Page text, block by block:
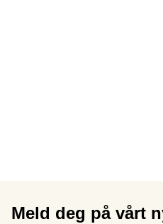
Meld deg på vårt